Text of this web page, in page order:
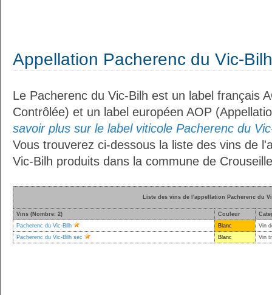
Appellation Pacherenc du Vic-Bilh
Le Pacherenc du Vic-Bilh est un label français
Contrôlée) et un label européen AOP
savoir plus sur le label viticole Pacherenc du
Vous trouverez ci-dessous la liste des vins de
Vic-Bilh produits dans la commune de
Liste des vins de l'appellation Pacherenc du
Vins (Nombre: 2) Couleur
Pacherenc du Vic-Bilh
Blanc
Vin
Pacherenc du Vic-Bilh sec
Blanc Vin